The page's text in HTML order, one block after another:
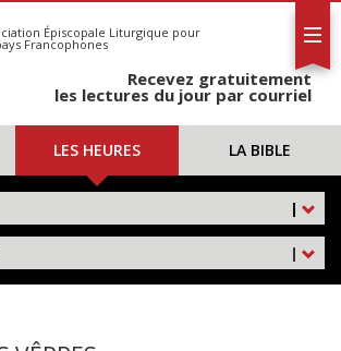
Épiscopale Liturgique pour
Francophones
Recevez gratuitement
les lectures du jour par courriel
LES HEURES LA BIBLE
|
|